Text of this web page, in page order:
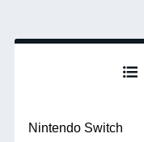
Nintendo Switch